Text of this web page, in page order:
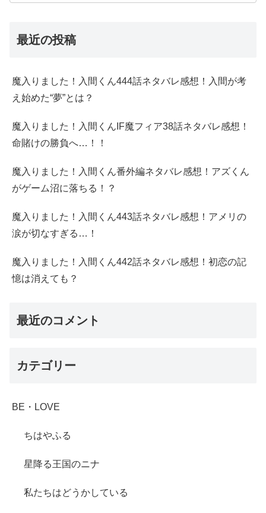
最近の投稿
魔入りました！入間くん444話ネタバレ感想！入間が考
え始めた“夢”とは？
魔入りました！入間くんIF魔フィア38話ネタバレ感想！
命賭けの勝負へ…！！
魔入りました！入間くん番外編ネタバレ感想！アズくん
がゲーム沼に落ちる！？
魔入りました！入間くん443話ネタバレ感想！アメリの
涙が切なすぎる…！
魔入りました！入間くん442話ネタバレ感想！初恋の記
憶は消えても？
最近のコメント
カテゴリー
BE・LOVE
ちはやふる
星降る王国のニナ
私たちはどうかしている